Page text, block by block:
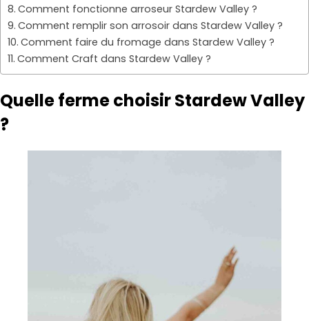
Comment fonctionne arroseur Stardew Valley ?
Comment remplir son arrosoir dans Stardew Valley ?
Comment faire du fromage dans Stardew Valley ?
Comment Craft dans Stardew Valley ?
Quelle ferme choisir Stardew Valley
?